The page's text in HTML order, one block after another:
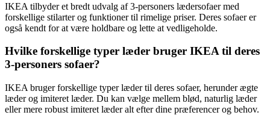
IKEA tilbyder et bredt udvalg af 3-personers lædersofaer med
forskellige stilarter og funktioner til rimelige priser. Deres sofaer er
også kendt for at være holdbare og lette at vedligeholde.
Hvilke forskellige typer læder bruger IKEA til deres
3-personers sofaer?
IKEA bruger forskellige typer læder til deres sofaer, herunder ægte
læder og imiteret læder. Du kan vælge mellem blød, naturlig læder
eller mere robust imiteret læder alt efter dine præferencer og behov.